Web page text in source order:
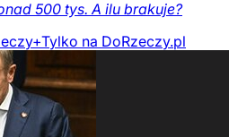
500 tys. A ilu brakuje?
Tylko na DoRzeczy.pl